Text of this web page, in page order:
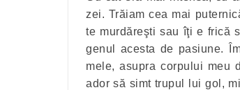
zei. Trăiam cea mai
te murdăreşti sau îţi e frică
genul acesta de pasiune.
mele, asupra corpului meu
ador să simt trupul lui gol,